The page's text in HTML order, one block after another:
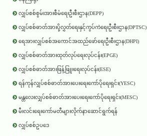
လျှပ်စစ်စွမ်းအားစီမံရေးဦးစီးဌာန(DEPP)
လျှပ်စစ်ဓာတ်အားပို့လွှတ်ရေးနှင့်ကွပ်ကဲရေးဦးစီးဌာန(DPTSC)
ရေအားလျှပ်စစ်အကောင်အထည်ဖော်ရေးဦးစီးဌာန(DHPI)
လျှပ်စစ်ဓာတ်အားထုတ်လုပ်ရေးလုပ်ငန်း(EPGE)
လျှပ်စစ်ဓာတ်အားဖြန့်ဖြူးရေးလုပ်ငန်း(ESE)
ရန်ကုန်လျှပ်စစ်ဓာတ်အားပေးရေးကော်ပိုရေးရှင်း(YESC)
မန္တလေးလျှပ်စစ်ဓာတ်အားပေးရေးကော်ပိုရေးရှင်း(MESC)
မီးလင်းရေးကော်မတီများလိုက်နာဆောင်ရွက်ရန်
လျှပ်စစ်ဥပဒေ